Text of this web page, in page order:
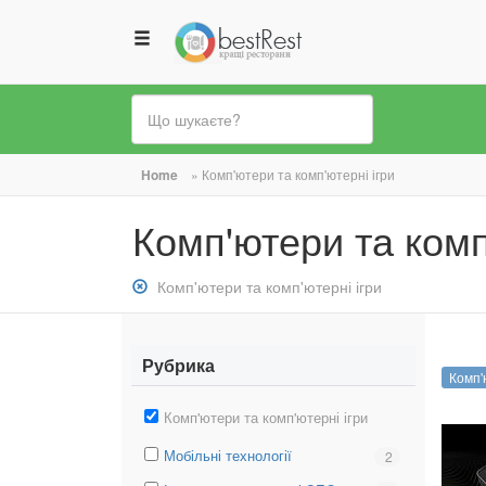
Ви
є
тут
Home » Комп'ютери та комп'ютерні ігри
Комп'ютери та
Зняти
фільтр:
та
комп&#039;ютерні
ігри
Комп'ютери та комп'ютерні ігри
Рубрика
Зняти
Комп'ютери
Комп'ютери та комп'ютерні ігри
Вибрати
фільтр:
Мобільні технології 2